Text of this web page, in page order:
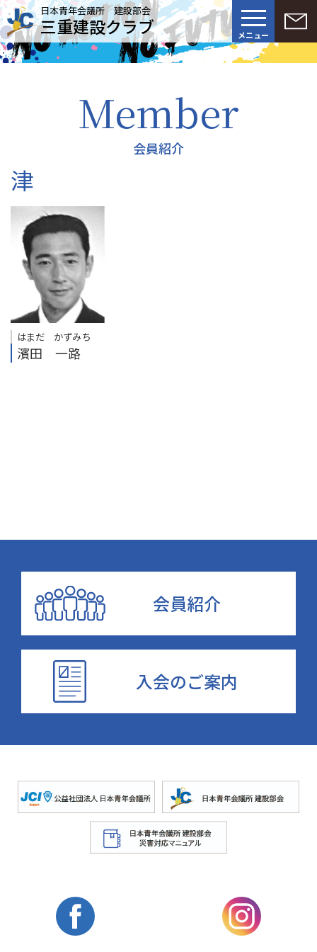
日本青年会議所 建設部会
三重建設クラブ メニュー
Member
会員紹介
津
はまだ かずみち
濱田 一路
会員紹介
入会のご案内